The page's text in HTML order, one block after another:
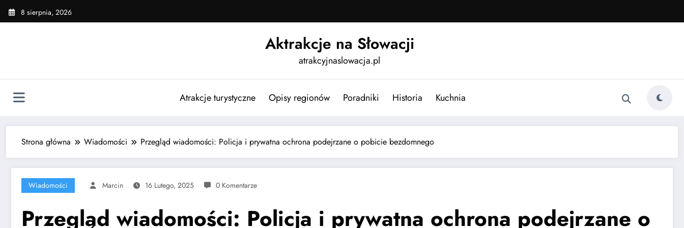
Skip
8 sierpnia, 2026
Aktrakcje na Słowacji
atrakcyjnaslowacja.pl
Atrakcje turystyczne Opisy regionów Poradniki Historia Kuchnia
Strona główna Wiadomości Przegląd wiadomości: Policja i prywatna ochrona podejrzane o pobicie bezdomnego
Wiadomości Marcin 16 Lutego, 2025 0 Komentarze
Przegląd wiadomości: Policja i prywatna ochrona podejrzane o